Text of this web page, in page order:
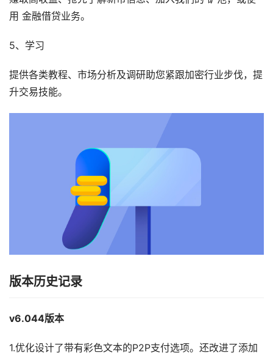
用 金融借贷业务。
5、学习
提供各类教程、市场分析及调研助您紧跟加密行业步伐，提
升交易技能。
版本历史记录
v6.044版本
1.优化设计了带有彩色文本的P2P支付选项。还改进了添加